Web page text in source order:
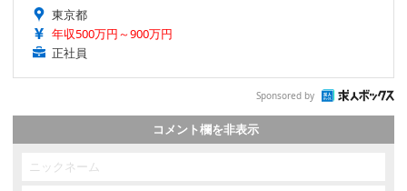
東京都
年収500万円～900万円
正社員
Sponsored by
コメント欄を非表示